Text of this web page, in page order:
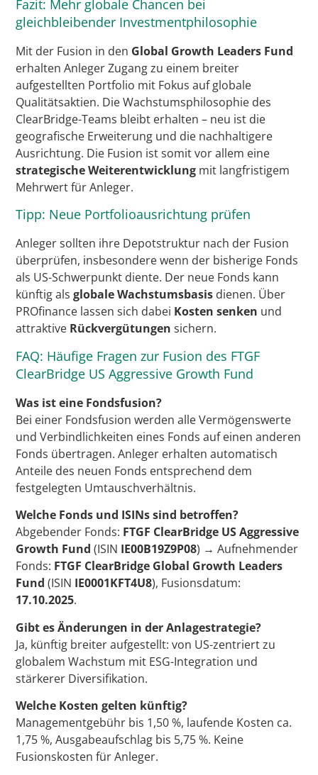
Fazit: Mehr globale Chancen bei
gleichbleibender Investmentphilosophie
Mit der Fusion in den Global Growth Leaders Fund
erhalten Anleger Zugang zu einem breiter
aufgestellten Portfolio mit Fokus auf globale
Qualitätsaktien. Die Wachstumsphilosophie des
ClearBridge-Teams bleibt erhalten – neu ist die
geografische Erweiterung und die nachhaltigere
Ausrichtung. Die Fusion ist somit vor allem eine
strategische Weiterentwicklung mit langfristigem
Mehrwert für Anleger.
Tipp: Neue Portfolioausrichtung prüfen
Anleger sollten ihre Depotstruktur nach der Fusion
überprüfen, insbesondere wenn der bisherige Fonds
als US-Schwerpunkt diente. Der neue Fonds kann
künftig alsglobale Wachstumsbasis dienen. Über
PROfinance lassen sich dabei Kosten senken und
attraktive Rückvergütungen sichern.
FAQ: Häufige Fragen zur Fusion des FTGF
ClearBridge US Aggressive Growth Fund
Was ist eine Fondsfusion?
Bei einer Fondsfusion werden alle Vermögenswerte
und Verbindlichkeiten eines Fonds auf einen anderen
Fonds übertragen. Anleger erhalten automatisch
Anteile des neuen Fonds entsprechend dem
festgelegten Umtauschverhältnis.
Welche Fonds und ISINs sind betroffen?
Abgebender Fonds: FTGF ClearBridge US Aggressive
Growth Fund (ISIN IE00B19Z9P08) → Aufnehmender
Fonds: FTGF ClearBridge Global Growth Leaders
Fund (ISIN IE0001KFT4U8), Fusionsdatum:
17.10.2025.
Gibt es Änderungen in der Anlagestrategie?
Ja, künftig breiter aufgestellt: von US-zentriert zu
globalem Wachstum mit ESG-Integration und
stärkerer Diversifikation.
Welche Kosten gelten künftig?
Managementgebühr bis 1,50 %, laufende Kosten ca.
1,75 %, Ausgabeaufschlag bis 5,75 %. Keine
Fusionskosten für Anleger.